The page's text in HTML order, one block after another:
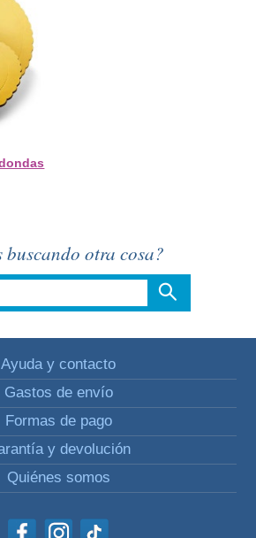
buscando otra cosa?
Ayuda y contacto
Gastos de envío
Formas de pago
y devolución
Quiénes somos